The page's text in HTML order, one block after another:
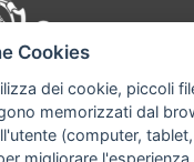
di Bologna,
Cookies
dei cookie, piccoli
memorizzati dal
(computer, tablet,
migliorare l'esperienza